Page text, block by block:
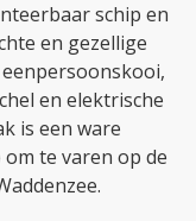
schip en
en gezellige
en elektrische
is een ware
te varen op de